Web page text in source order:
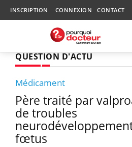
INSCRIPTION CONNEXION CONTACT
QUESTION D'ACTU
Médicament
Père traité par
de troubles
fœtus